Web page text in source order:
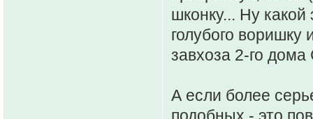
шконку... Ну
голубого
завхоза 2-го
А если более
подобных - это